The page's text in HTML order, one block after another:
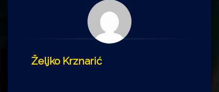
Željko Krznarić